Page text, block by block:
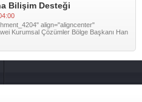
Bilişim Desteği
align="aligncenter"
Kurumsal Çözümler Bölge Başkanı Han